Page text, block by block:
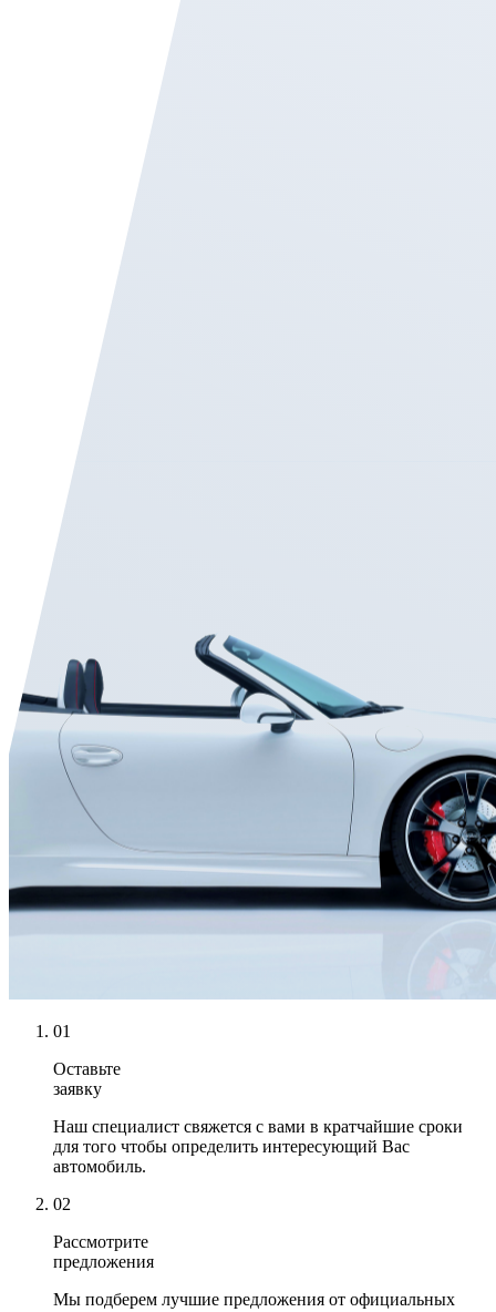
01
Оставьте
заявку
Наш специалист свяжется с вами в кратчайшие сроки
для того чтобы определить интересующий Вас
автомобиль.
02
Рассмотрите
предложения
Мы подберем лучшие предложения от официальных